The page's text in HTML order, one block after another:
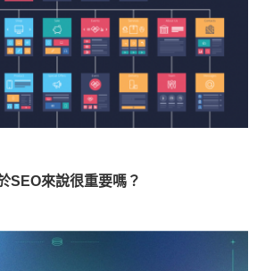
SEO來說很重要嗎？